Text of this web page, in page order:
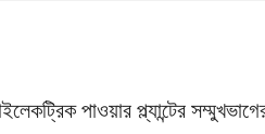
পাওয়ার প্ল্যান্টের